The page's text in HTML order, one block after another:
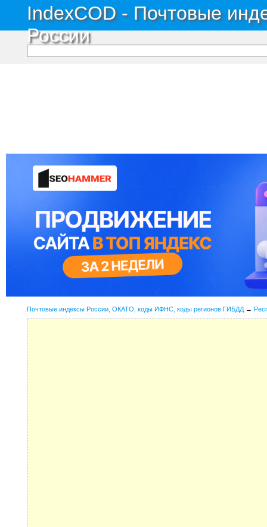
IndexCOD - Почтовые
России
Почтовые индексы России, ОКАТО, коды ИФНС, коды регионов ГИБДД →